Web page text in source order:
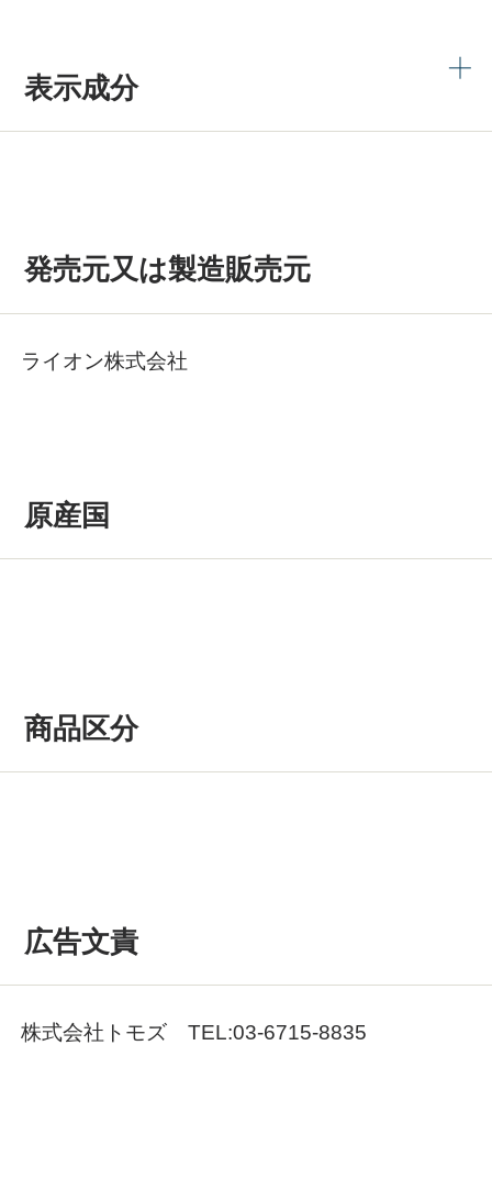
表示成分
発売元又は製造販売元
ライオン株式会社
原産国
商品区分
広告文責
株式会社トモズ TEL:03-6715-8835